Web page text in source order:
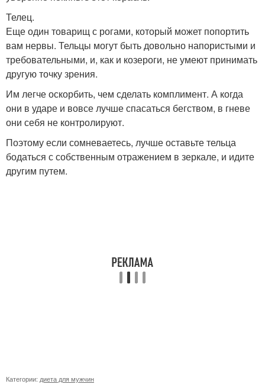
Телец.
Еще один товарищ с рогами, который может попортить
вам нервы. Тельцы могут быть довольно напористыми и
требовательными, и, как и козероги, не умеют принимать
другую точку зрения.
Им легче оскорбить, чем сделать комплимент. А когда
они в ударе и вовсе лучше спасаться бегством, в гневе
они себя не контролируют.
Поэтому если сомневаетесь, лучше оставьте тельца
бодаться с собственным отражением в зеркале, и идите
другим путем.
Категории: диета для мужчин